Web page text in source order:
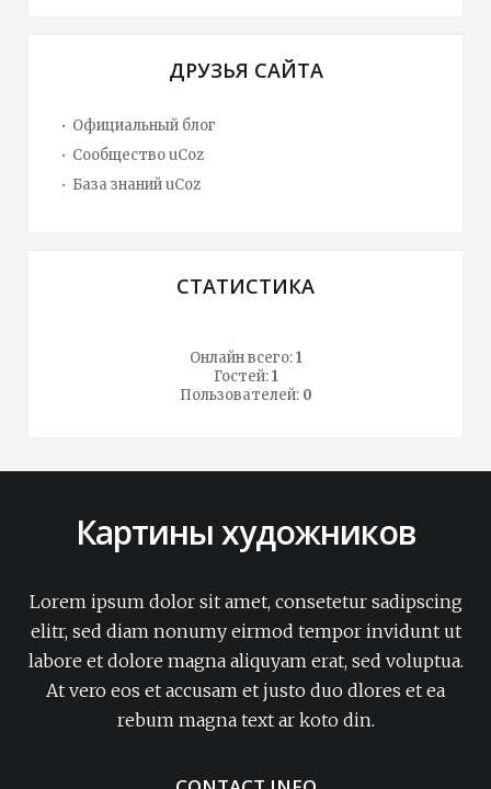
ДРУЗЬЯ САЙТА
Официальный блог
Сообщество uCoz
База знаний uCoz
СТАТИСТИКА
Онлайн всего:1
Гостей:1
Пользователей: 0
Картины художников
Lorem ipsum dolor sit amet, consetetur sadipscing
elitr, sed diam nonumy eirmod tempor invidunt ut
labore et dolore magna aliquyam erat, sed voluptua.
At vero eos et accusam et justo duo dlores et ea
rebum magna text ar koto din.